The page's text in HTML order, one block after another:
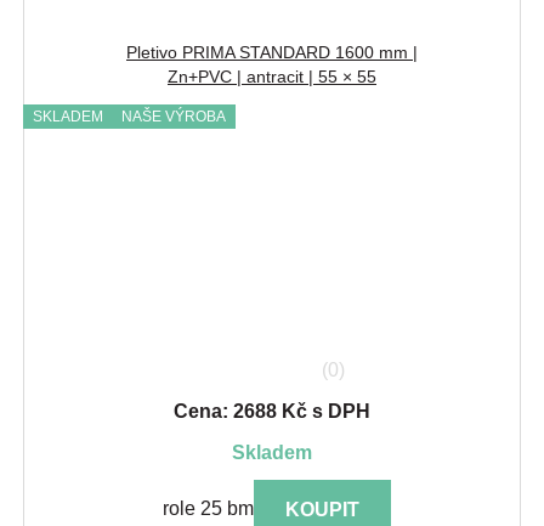
Pletivo PRIMA STANDARD 1600 mm |
Zn+PVC | antracit | 55 × 55
SKLADEM NAŠE VÝROBA
(0)
Cena: 2688 Kč s DPH
skladem
role 25 bm KOUPIT